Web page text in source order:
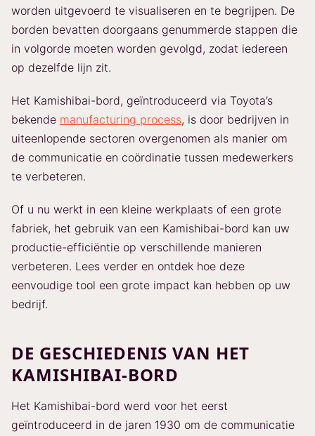
worden uitgevoerd te visualiseren en te begrijpen. De
borden bevatten doorgaans genummerde stappen die
in volgorde moeten worden gevolgd, zodat iedereen
op dezelfde lijn zit.
Het Kamishibai-bord, geïntroduceerd via Toyota’s
bekende manufacturing process, is door bedrijven in
uiteenlopende sectoren overgenomen als manier om
de communicatie en coördinatie tussen medewerkers
te verbeteren.
Of u nu werkt in een kleine werkplaats of een grote
fabriek, het gebruik van een Kamishibai-bord kan uw
productie-efficiëntie op verschillende manieren
verbeteren. Lees verder en ontdek hoe deze
eenvoudige tool een grote impact kan hebben op uw
bedrijf.
DE GESCHIEDENIS VAN HET
KAMISHIBAI-BORD
Het Kamishibai-bord werd voor het eerst
geïntroduceerd in de jaren 1930 om de communicatie